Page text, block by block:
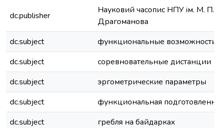
dc.publisher
Науковий часопис НПУ ім. М. П.
Драгоманова
dc.subject
функциональные возможности
dc.subject
соревновательные дистанции
dc.subject
эргометрические параметры
dc.subject
функциональная
dc.subject
гребля на байдарках